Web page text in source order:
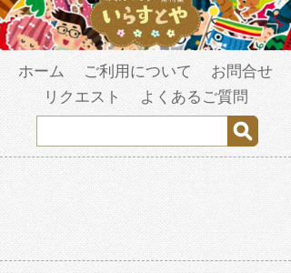
ホーム ご利用について
お問合せ
リクエスト
よくあるご質問